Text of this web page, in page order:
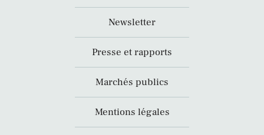
Newsletter
Presse et rapports
Marchés publics
Mentions légales